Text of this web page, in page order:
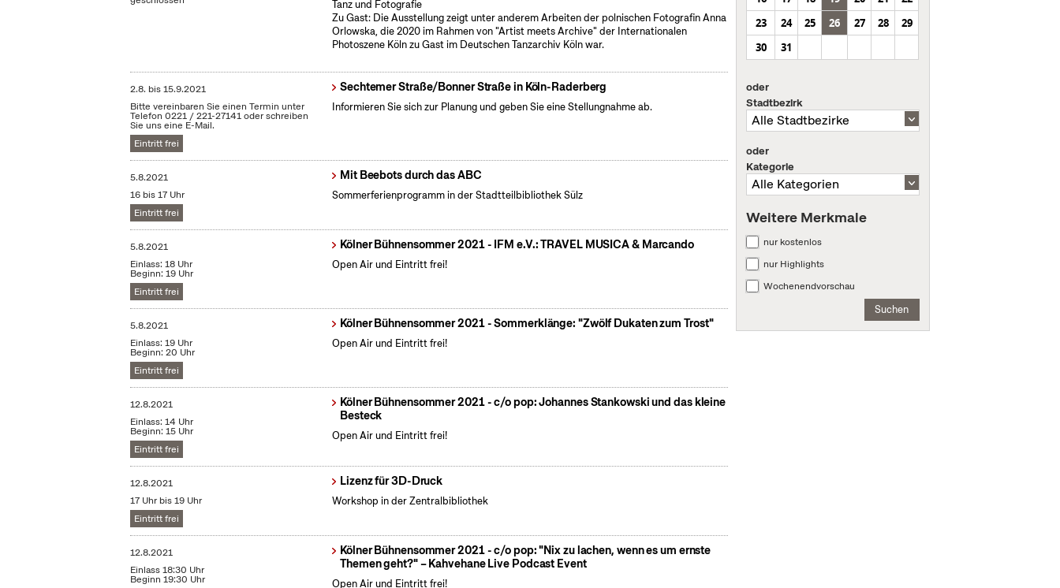
Tanz und Fotografie
Zu Gast: Die Ausstellung zeigt unter anderem Arbeiten der polnischen Fotografin Anna
Orlowska, die 2020 im Rahmen von "Artist meets Archive" der Internationalen
Photoszene Köln zu Gast im Deutschen Tanzarchiv Köln war.
2.8. bis15.9.2021
Bitte vereinbaren Sie einen Termin unter
Telefon 0221 / 221-27141 oder schreiben
Sie uns eine E-Mail.
Eintritt frei
Sechtemer Straße/Bonner Straße in Köln-Raderberg
Informieren Sie sich zur Planung und geben Sie eine Stellungnahme ab.
5.8.2021
16 bis 17 Uhr
Eintritt frei
Mit Beebots durch das ABC
Sommerferienprogramm in der Stadtteilbibliothek Sülz
5.8.2021
Einlass: 18 Uhr
Beginn: 19 Uhr
Eintritt frei
Kölner Bühnensommer 2021 - IFM e.V.: TRAVEL MUSICA & Marcando
Open Air und Eintritt frei!
5.8.2021
Einlass: 19 Uhr
Beginn: 20 Uhr
Eintritt frei
Kölner Bühnensommer 2021 - Sommerklänge: "Zwölf Dukaten zum Trost"
Open Air und Eintritt frei!
12.8.2021
Einlass: 14 Uhr
Beginn: 15 Uhr
Eintritt frei
Kölner Bühnensommer 2021 - c/o pop: Johannes Stankowski und das kleine
Besteck
Open Air und Eintritt frei!
12.8.2021
17 Uhr bis 19 Uhr
Eintritt frei
Lizenz für 3D-Druck
Workshop in der Zentralbibliothek
12.8.2021
Einlass 18:30 Uhr
Beginn 19:30 Uhr
Kölner Bühnensommer 2021 - c/o pop: "Nix zu lachen, wenn es um ernste
Themen geht?" – Kahvehane Live Podcast Event
Open Air und Eintritt frei!
23
24 25 26 27 28
29
30
31
oder
Stadtbezirk
oder
Kategorie
Weitere Merkmale
nur kostenlos
nur Highlights
Wochenendvorschau
Suchen